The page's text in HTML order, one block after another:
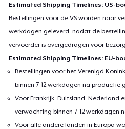
Estimated Shipping Timelines: US-
Bestellingen voor de VS worden naar
werkdagen geleverd, nadat de
vervoerder is overgedragen voor
Estimated Shipping Timelines: EU-
Bestellingen voor het Verenigd
binnen 7-12 werkdagen na productie
Voor Frankrijk, Duitsland, Nederland
verwachting binnen 7-12 werkdagen
Voor alle andere landen in Europa